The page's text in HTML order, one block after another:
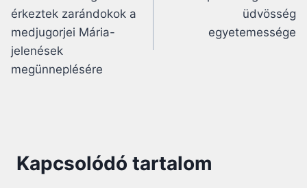
navigáció
érkeztek zarándokok a
medjugorjei Mária-
jelenések
megünneplésére
üdvösség
egyetemessége
Kapcsolódó tartalom